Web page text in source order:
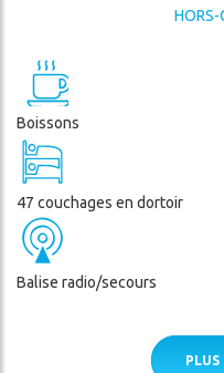
HORS-
Boissons
47 couchages en dortoir
Balise radio/secours
PLUS